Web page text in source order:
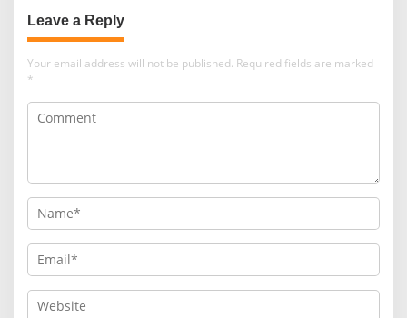
Leave a Reply
Your email address will not be published. Required fields are marked
*